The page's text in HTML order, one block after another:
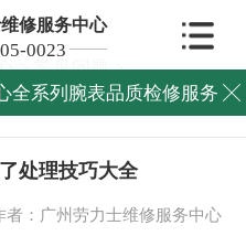
修服务中心
0023
全系列腕表品质检修服务 
>常见问题>
处理技巧大全
者：广州劳力士维修服务中心